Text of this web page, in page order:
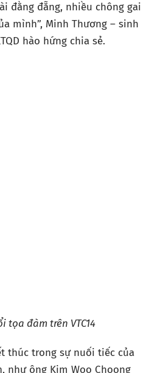
đằng đẵng, nhiều chông gai
mình”, Minh Thương – sinh
hào hứng chia sẻ.
tọa đàm trên VTC14
thúc trong sự nuối tiếc của
như ông Kim Woo Choong